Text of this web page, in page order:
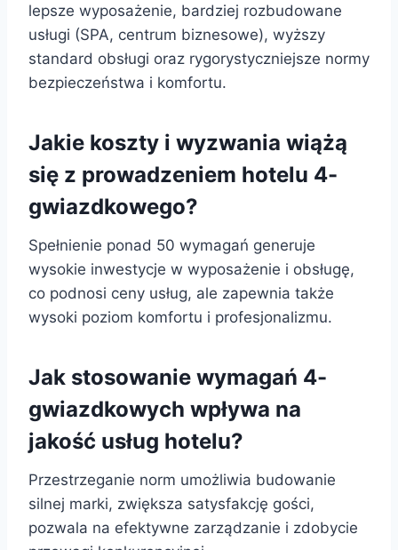
lepsze wyposażenie, bardziej rozbudowane
usługi (SPA, centrum biznesowe), wyższy
standard obsługi oraz rygorystyczniejsze normy
bezpieczeństwa i komfortu.
Jakie koszty i wyzwania wiążą
się z prowadzeniem hotelu 4-
gwiazdkowego?
Spełnienie ponad 50 wymagań generuje
wysokie inwestycje w wyposażenie i obsługę,
co podnosi ceny usług, ale zapewnia także
wysoki poziom komfortu i profesjonalizmu.
Jak stosowanie wymagań 4-
gwiazdkowych wpływa na
jakość usług hotelu?
Przestrzeganie norm umożliwia budowanie
silnej marki, zwiększa satysfakcję gości,
pozwala na efektywne zarządzanie i zdobycie